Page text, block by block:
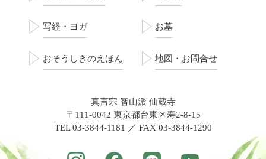
写経・ヨガ お墓
おそうしきのえほん 地図・お問合せ
真言宗 智山派 仙蔵寺
〒111-0042 東京都台東区寿2-8-15
TEL 03-3844-1181 ／ FAX 03-3844-1290